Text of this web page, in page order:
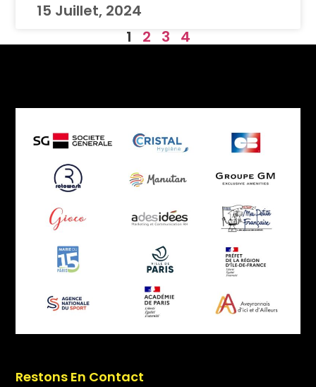
15 Juillet, 2024
1
2 3 4
Restons En Contact